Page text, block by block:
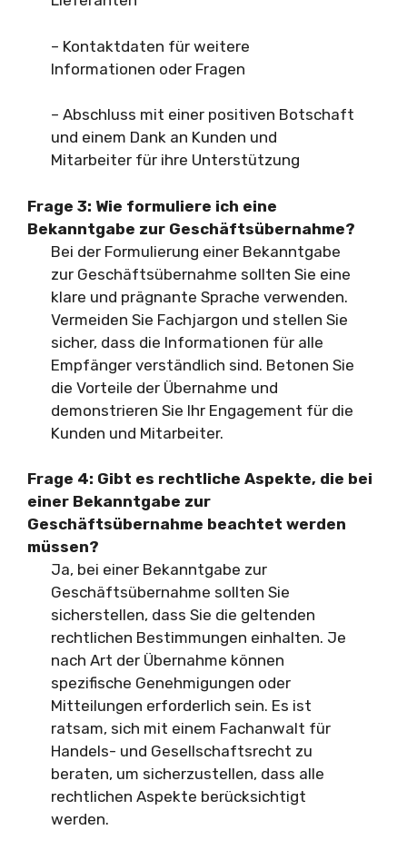
– Kontaktdaten für weitere
Informationen oder Fragen
– Abschluss mit einer positiven Botschaft
und einem Dank an Kunden und
Mitarbeiter für ihre Unterstützung
Frage 3: Wie formuliere ich eine
Bekanntgabe zur Geschäftsübernahme?
Bei der Formulierung einer Bekanntgabe
zur Geschäftsübernahme sollten Sie eine
klare und prägnante Sprache verwenden.
Vermeiden Sie Fachjargon und stellen Sie
sicher, dass die Informationen für alle
Empfänger verständlich sind. Betonen Sie
die Vorteile der Übernahme und
demonstrieren Sie Ihr Engagement für die
Kunden und Mitarbeiter.
Frage 4: Gibt es rechtliche Aspekte, die bei
einer Bekanntgabe zur
Geschäftsübernahme beachtet werden
müssen?
Ja, bei einer Bekanntgabe zur
Geschäftsübernahme sollten Sie
sicherstellen, dass Sie die geltenden
rechtlichen Bestimmungen einhalten. Je
nach Art der Übernahme können
spezifische Genehmigungen oder
Mitteilungen erforderlich sein. Es ist
ratsam, sich mit einem Fachanwalt für
Handels- und Gesellschaftsrecht zu
beraten, um sicherzustellen, dass alle
rechtlichen Aspekte berücksichtigt
werden.